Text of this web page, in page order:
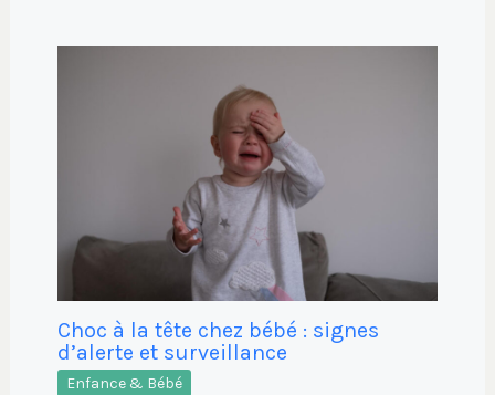
Choc à la tête chez bébé : signes
d’alerte et surveillance
Enfance & Bébé